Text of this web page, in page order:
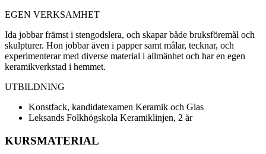
EGEN VERKSAMHET
Ida jobbar främst i stengodslera, och skapar både bruksföremål och
skulpturer. Hon jobbar även i papper samt målar, tecknar, och
experimenterar med diverse material i allmänhet och har en egen
keramikverkstad i hemmet.
UTBILDNING
Konstfack, kandidatexamen Keramik och Glas
Leksands Folkhögskola Keramiklinjen, 2 år
KURSMATERIAL